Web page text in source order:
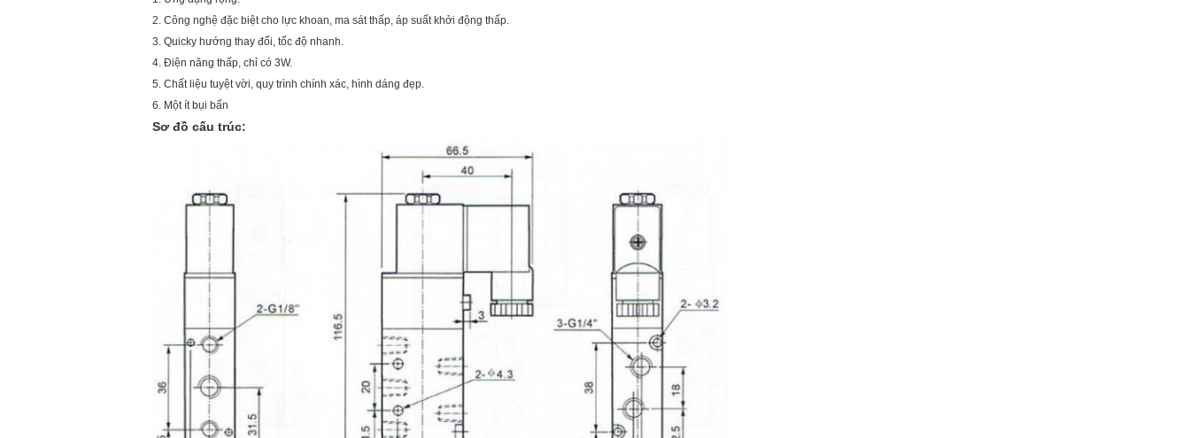
2. Công nghệ đặc biệt cho lực khoan, ma sát thấp, áp suất khởi động thấp.
3. Quicky hướng thay đổi, tốc độ nhanh.
4. Điện năng thấp, chỉ có 3W.
5. Chất liệu tuyệt vời, quy trình chính xác, hình dáng đẹp.
6. Một ít bụi bẩn
Sơ đồ cấu trúc: